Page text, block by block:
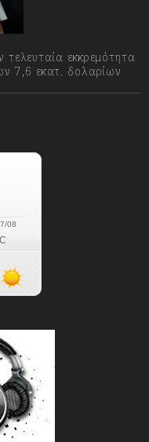
τελευταία εκκρεμότητα
7,6 εκατ. δολαρίων